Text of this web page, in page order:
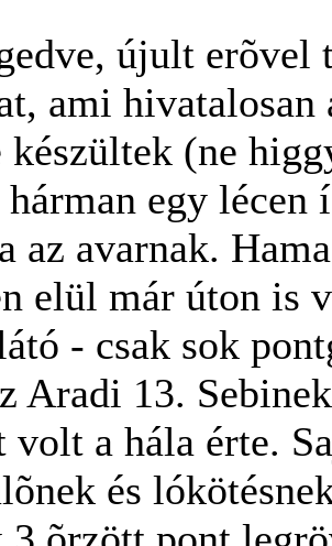
újult erõvel
ami
(ne
egy
az avarnak.
elül már úton is
- csak sok
Aradi 13.
volt a hála érte.
és